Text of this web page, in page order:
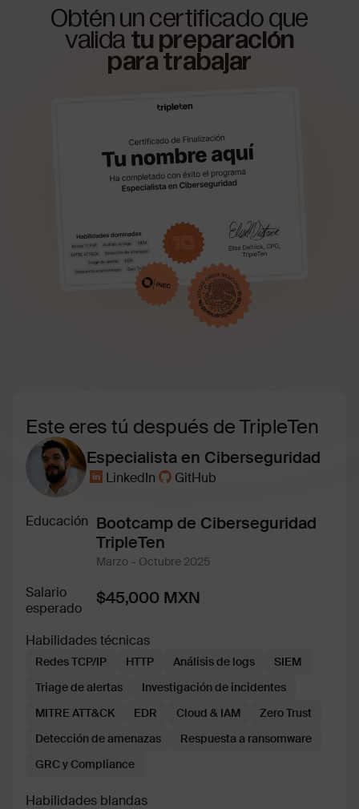
Obtén un certificado que
valida tu preparación
para trabajar
Este eres tú después de TripleTen
Especialista en Ciberseguridad
LinkedIn GitHub
Educación Bootcamp de Ciberseguridad
TripleTen
Marzo – Octubre 2025
Salario
esperado
$45,000 MXN
Habilidades técnicas
Redes TCP/IP HTTP Análisis de logs
SIEM
Triage de alertas
Investigación de incidentes
MITRE ATT&CK
EDR Cloud & IAM
Zero Trust
Detección de amenazas
Respuesta a ransomware
GRC y Compliance
Habilidades blandas